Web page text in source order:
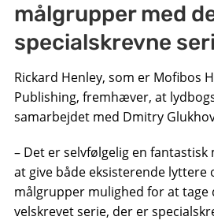
målgrupper med
specialskrevne
Rickard Henley, som er Mofibos
Publishing, fremhæver, at
samarbejdet med Dmitry
– Det er selvfølgelig en
at give både eksisterende lyttere
målgrupper mulighed for at tage
velskrevet serie, der er